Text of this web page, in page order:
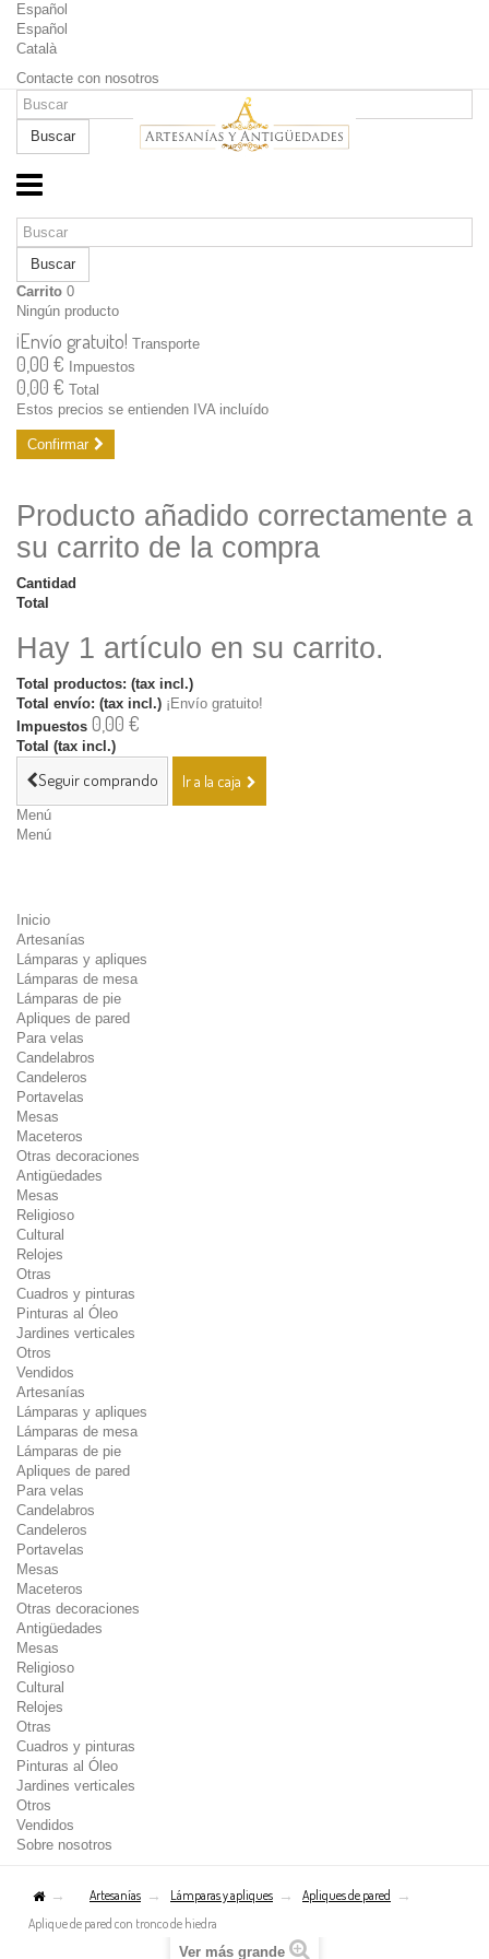
Español
Español
Català
Contacte con nosotros
Buscar
Buscar
Carrito 0
Ningún producto
¡Envío gratuito! Transporte
0,00 € Impuestos
0,00 € Total
Estos precios se entienden IVA incluído
Confirmar
Producto añadido correctamente a
su carrito de la compra
Cantidad
Total
Hay 1 artículo en su carrito.
Total productos: (tax incl.)
Total envío: (tax incl.) ¡Envío gratuito!
Impuestos 0,00 €
Total (tax incl.)
Seguir comprando Ir a la caja
Menú
Menú
Inicio
Artesanías
Lámparas y apliques
Lámparas de mesa
Lámparas de pie
Apliques de pared
Para velas
Candelabros
Candeleros
Portavelas
Mesas
Maceteros
Otras decoraciones
Antigüedades
Mesas
Religioso
Cultural
Relojes
Otras
Cuadros y pinturas
Pinturas al Óleo
Jardines verticales
Otros
Vendidos
Artesanías
Lámparas y apliques
Lámparas de mesa
Lámparas de pie
Apliques de pared
Para velas
Candelabros
Candeleros
Portavelas
Mesas
Maceteros
Otras decoraciones
Antigüedades
Mesas
Religioso
Cultural
Relojes
Otras
Cuadros y pinturas
Pinturas al Óleo
Jardines verticales
Otros
Vendidos
Sobre nosotros
Artesanías Lámparas y apliques
Apliques de pared
Aplique de pared con tronco de hiedra
Ver más grande